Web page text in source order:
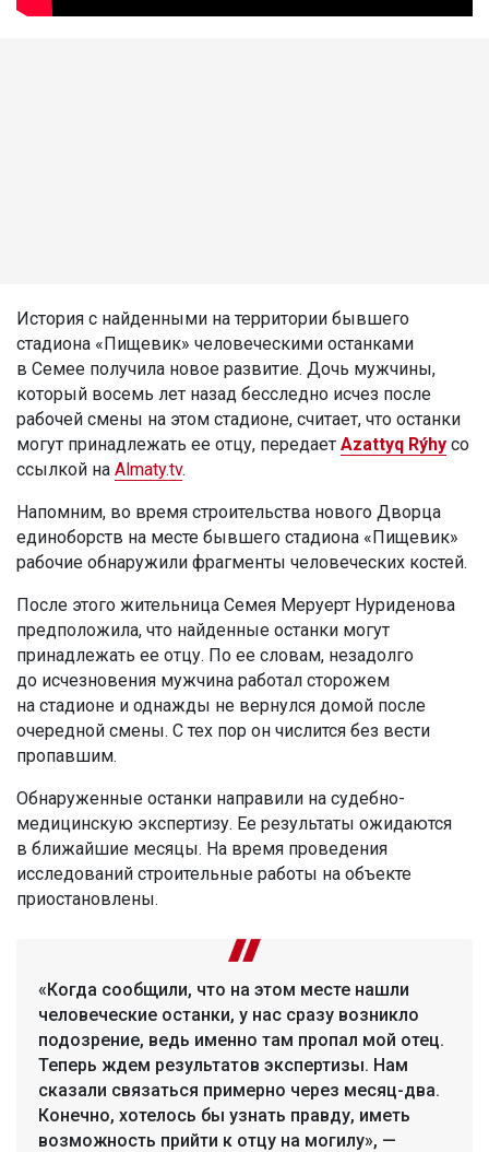
История с найденными на территории бывшего
стадиона «Пищевик» человеческими останками
в Семее получила новое развитие. Дочь мужчины,
который восемь лет назад бесследно исчез после
рабочей смены на этом стадионе, считает, что останки
могут принадлежать ее отцу, передает Azattyq Rýhy со
ссылкой на Almaty.tv.
Напомним, во время строительства нового Дворца
единоборств на месте бывшего стадиона «Пищевик»
рабочие обнаружили фрагменты человеческих костей.
После этого жительница Семея Меруерт Нуриденова
предположила, что найденные останки могут
принадлежать ее отцу. По ее словам, незадолго
до исчезновения мужчина работал сторожем
на стадионе и однажды не вернулся домой после
очередной смены. С тех пор он числится без вести
пропавшим.
Обнаруженные останки направили на судебно-
медицинскую экспертизу. Ее результаты ожидаются
в ближайшие месяцы. На время проведения
исследований строительные работы на объекте
приостановлены.
«Когда сообщили, что на этом месте нашли
человеческие останки, у нас сразу возникло
подозрение, ведь именно там пропал мой отец.
Теперь ждем результатов экспертизы. Нам
сказали связаться примерно через месяц-два.
Конечно, хотелось бы узнать правду, иметь
возможность прийти к отцу на могилу», —